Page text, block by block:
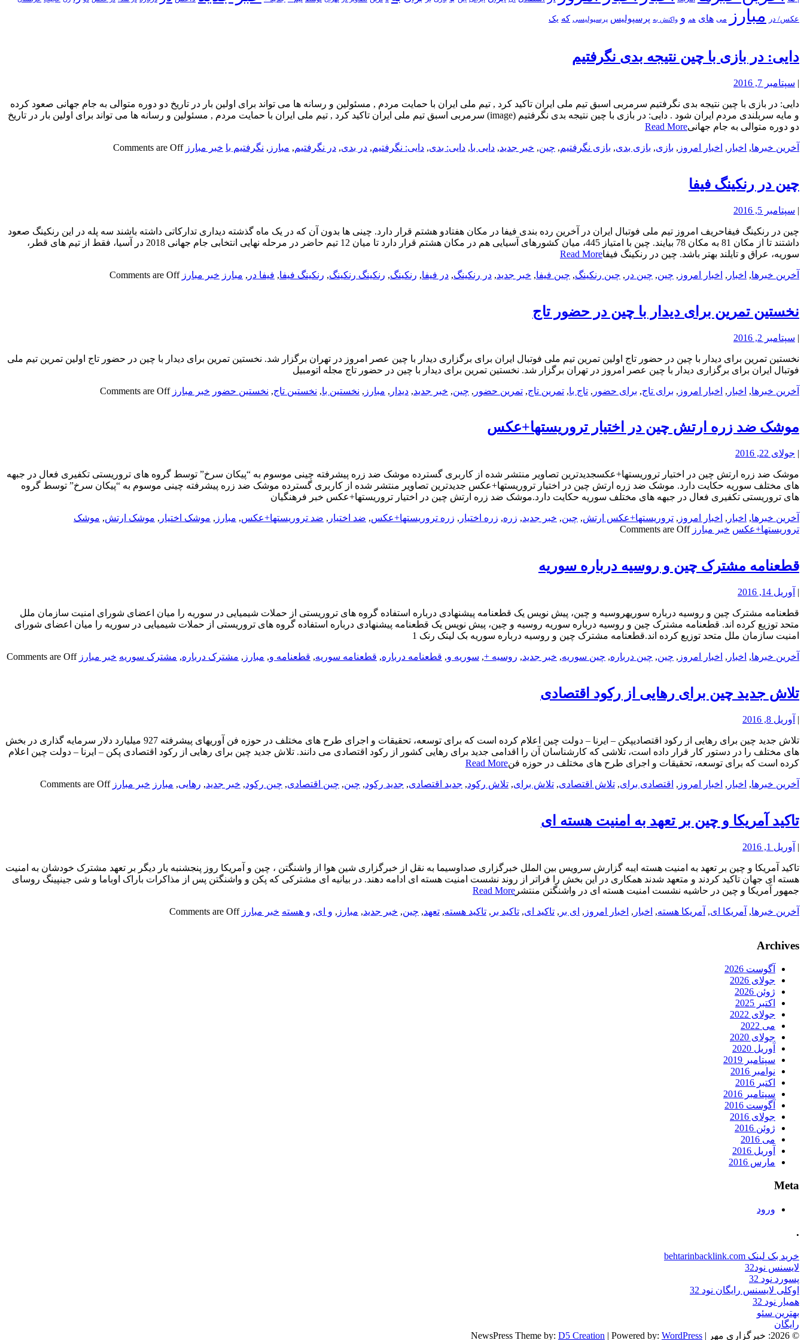
عکس/ در مبارز می های هم و واکنش به پرسپولیس پرسپولیسی که یک
دایی: در بازی با چین نتیجه بدی نگرفتیم
| سپتامبر 7, 2016
دایی: در بازی با چین نتیجه بدی نگرفتیم سرمربی اسبق تیم ملی ایران تاکید کرد , تیم ملی ایران با حمایت مردم , مسئولین و رسانه ها می تواند برای اولین بار در تاریخ دو دوره متوالی به جام جهانی صعود کرده
و مایه سربلندی مردم ایران شود . دایی: در بازی با چین نتیجه بدی نگرفتیم (image) سرمربی اسبق تیم ملی ایران تاکید کرد , تیم ملی ایران با حمایت مردم , مسئولین و رسانه ها می تواند برای اولین بار در تاریخ
دو دوره متوالی به جام جهانیRead More
آخرین خبرها, اخبار , اخبار امروز , بازی, بازی بدی, بازی نگرفتیم, چین, خبر جدید, دایی با, دایی: بدی, دایی: نگرفتیم, در بدی, در نگرفتیم, مبارز , نگرفتیم با خبر مبارز Comments are Off
چین در رنکینگ فیفا
| سپتامبر 5, 2016
چین در رنکینگ فیفاحریف امروز تیم ملی فوتبال ایران در آخرین رده بندی فیفا در مکان هفتادو هشتم قرار دارد. چینی ها بدون آن که در یک ماه گذشته دیداری تدارکاتی داشته باشند سه پله در این رنکینگ صعود
داشتند تا از مکان 81 به مکان 78 بیایند. چین با امتیاز 445، میان کشورهای آسیایی هم در مکان هشتم قرار دارد تا میان 12 تیم حاضر در مرحله نهایی انتخابی جام جهانی 2018 در آسیا، فقط از تیم های قطر،
سوریه، عراق و تایلند بهتر باشد. چین در رنکینگ فیفاRead More
آخرین خبرها, اخبار , اخبار امروز , چین, چین در , چین رنکینگ, چین فیفا, خبر جدید, در رنکینگ, در فیفا, رنکینگ, رنکینگ رنکینگ, رنکینگ فیفا, فیفا در , مبارز خبر مبارز Comments are Off
نخستین تمرین برای دیدار با چین در حضور تاج
| سپتامبر 2, 2016
نخستین تمرین برای دیدار با چین در حضور تاج اولین تمرین تیم ملی فوتبال ایران برای برگزاری دیدار با چین عصر امروز در تهران برگزار شد. نخستین تمرین برای دیدار با چین در حضور تاج اولین تمرین تیم ملی
فوتبال ایران برای برگزاری دیدار با چین عصر امروز در تهران برگزار شد. نخستین تمرین برای دیدار با چین در حضور تاج مجله اتومبیل
آخرین خبرها, اخبار , اخبار امروز , برای تاج, برای حضور , تاج با, تمرین تاج, تمرین حضور , چین, خبر جدید, دیدار , مبارز , نخستین با, نخستین تاج, نخستین حضور خبر مبارز Comments are Off
موشک ضد زره ارتش چین در اختیار تروریستها+عکس
| جولای 22, 2016
موشک ضد زره ارتش چین در اختیار تروریستها+عکسجدیدترین تصاویر منتشر شده از کاربری گسترده موشک ضد زره پیشرفته چینی موسوم به “پیکان سرخ” توسط گروه های تروریستی تکفیری فعال در جبهه
های مختلف سوریه حکایت دارد. موشک ضد زره ارتش چین در اختیار تروریستها+عکس جدیدترین تصاویر منتشر شده از کاربری گسترده موشک ضد زره پیشرفته چینی موسوم به “پیکان سرخ” توسط گروه
های تروریستی تکفیری فعال در جبهه های مختلف سوریه حکایت دارد.موشک ضد زره ارتش چین در اختیار تروریستها+عکس خبر فرهنگیان
آخرین خبرها, اخبار , اخبار امروز , تروریستها+عکس ارتش, چین, خبر جدید, زره, زره اختیار , زره تروریستها+عکس, ضد اختیار , ضد تروریستها+عکس, مبارز , موشک اختیار , موشک ارتش, موشک
تروریستها+عکس خبر مبارز Comments are Off
قطعنامه مشترک چین و روسیه درباره سوریه
| آوریل 14, 2016
قطعنامه مشترک چین و روسیه درباره سوریهروسیه و چین، پیش نویس یک قطعنامه پیشنهادی درباره استفاده گروه های تروریستی از حملات شیمیایی در سوریه را میان اعضای شورای امنیت سازمان ملل
متحد توزیع کرده اند. قطعنامه مشترک چین و روسیه درباره سوریه روسیه و چین، پیش نویس یک قطعنامه پیشنهادی درباره استفاده گروه های تروریستی از حملات شیمیایی در سوریه را میان اعضای شورای
امنیت سازمان ملل متحد توزیع کرده اند.قطعنامه مشترک چین و روسیه درباره سوریه بک لینک رنک 1
آخرین خبرها, اخبار , اخبار امروز , چین, چین درباره, چین سوریه, خبر جدید, روسیه +, سوریه و, قطعنامه درباره, قطعنامه سوریه, قطعنامه و, مبارز , مشترک درباره, مشترک سوریه خبر مبارز Comments are Off
تلاش جدید چین برای رهایی از رکود اقتصادی
| آوریل 8, 2016
تلاش جدید چین برای رهایی از رکود اقتصادیپکن – ایرنا – دولت چین اعلام کرده است که برای توسعه، تحقیقات و اجرای طرح های مختلف در حوزه فن آوریهای پیشرفته 927 میلیارد دلار سرمایه گذاری در بخش
های مختلف را در دستور کار قرار داده است، تلاشی که کارشناسان آن را اقدامی جدید برای رهایی کشور از رکود اقتصادی می دانند. تلاش جدید چین برای رهایی از رکود اقتصادی پکن – ایرنا – دولت چین اعلام
کرده است که برای توسعه، تحقیقات و اجرای طرح های مختلف در حوزه فنRead More
آخرین خبرها, اخبار , اخبار امروز , اقتصادی برای, تلاش اقتصادی, تلاش برای, تلاش رکود, جدید اقتصادی, جدید رکود, چین, چین اقتصادی, چین رکود, خبر جدید, رهایی, مبارز خبر مبارز Comments are Off
تاکید آمریکا و چین بر تعهد به امنیت هسته ای
| آوریل 1, 2016
تاکید آمریکا و چین بر تعهد به امنیت هسته ایبه گزارش سرویس بین الملل خبرگزاری صداوسیما به نقل از خبرگزاری شین هوا از واشنگتن ، چین و آمریکا روز پنجشنبه بار دیگر بر تعهد مشترک خودشان به امنیت
هسته ای جهان تاکید کردند و متعهد شدند همکاری در این بخش را فراتر از روند نشست امنیت هسته ای ادامه دهند. در بیانیه ای مشترکی که پکن و واشنگتن پس از مذاکرات باراک اوباما و شی جینپینگ روسای
جمهور آمریکا و چین در حاشیه نشست امنیت هسته ای در واشنگتن منتشر Read More
آخرین خبرها, آمریکا ای, آمریکا هسته, اخبار , اخبار امروز , ای بر , تاکید ای, تاکید بر , تاکید هسته, تعهد, چین, خبر جدید, مبارز , و ای, و هسته خبر مبارز Comments are Off
Archives
آگوست 2026
جولای 2026
ژوئن 2026
اکتبر 2025
جولای 2022
می 2022
جولای 2020
آوریل 2020
سپتامبر 2019
نوامبر 2016
اکتبر 2016
سپتامبر 2016
آگوست 2016
جولای 2016
ژوئن 2016
می 2016
آوریل 2016
مارس 2016
Meta
ورود
.
خرید بک لینک behtarinbacklink.com
لایسنس نود32
پسورد نود 32
اوکلی لایسنس رایگان نود 32
همیار نود 32
بهترین سئو
رایگان
© 2026: خبرگزاری مهر
| NewsPress Theme by:
D5 Creation | Powered by: WordPress